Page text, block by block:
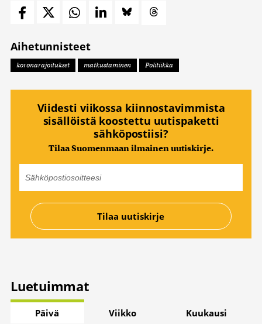
Aihetunnisteet
koronarajoitukset matkustaminen Politiikka
Viidesti viikossa kiinnostavimmista
sisällöistä koostettu uutispaketti
sähköpostiisi?
Tilaa Suomenmaan ilmainen uutiskirje.
Luetuimmat
Päivä Viikko Kuukausi